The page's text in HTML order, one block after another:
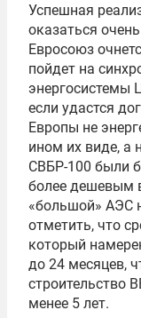
Успешная
оказаться
Евросоюз
пойдет на
энергосистемы
если удастся
Европы не
ином их виде, а
СВБР-100 были
более дешевым
«большой» АЭС
отметить, что
который
до 24 месяцев,
строительство
менее 5 лет.